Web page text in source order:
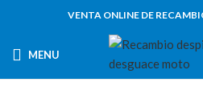
VENTA ONLINE DE
MENU